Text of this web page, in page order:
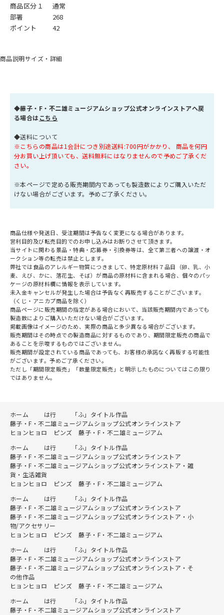
商品区分１
通常
部署
268
ポイント
42
商品説明サイズ・詳細
◆藤子・F・不二雄ミュージアムショップ公式オンラインストアへ戻
る場合はこちら
◆送料について
※こちらの商品は1会計につき別途送料:700円がかかり、 商品を何円
分お買い上げ頂いても、送料無料にはなりませんので予めご了承くだ
さい。
※本ページで定める販売期間内であっても製造数によりご購入いただ
けない場合がございます。予めご了承ください。
商品仕様や発送日、受注期間は予告なく変更になる場合があります。
営利目的及び転売目的でのお申し込みはお断りさせて頂きます。
当サイトに関わる景品・特典・応募券・引換券等は、全て第三者への譲渡・オ
ークション等の転売は禁止とします。
弊社では食品のアレルギー物質につきまして、特定原材料７品目（卵、乳、小
麦、えび、かに、落花生、そば）が商品の原材料に含まれる場合、個々のパッ
ケージの原材料欄に情報を表示しています。
未入金キャンセルが発生した場合は予告なく再販売することがございます。
（くじ・アニカプ商品を除く）
商品ページに販売期間の指定がある場合において、当該販売期間内であっても
製造数によりご購入いただけない場合がございます。
掲載画像はイメージのため、実際の商品と多少異なる場合がございます。
販売期間はその時点での製造商品に対するものであり、期間限定販売の商品で
あることを示唆するものではございません。
販売期間が設定されている商品であっても、お客様の承諾なく再販する可能性
がございます。予めご了承ください。
ただし「期間限定販売」「数量限定販売」と明示したものについてはこの限り
ではありません。
ホーム は行
「ふ」タイトル作品
藤子・F・不二雄ミュージアムショップ公式オンラインストア
ヒョンヒョロ ピンズ 藤子・F・不二雄ミュージアム
ホーム
は行
「ふ」タイトル作品
藤子・F・不二雄ミュージアムショップ公式オンラインストア
藤子・F・不二雄ミュージアムショップ公式オンラインストア・雑
貨・生活雑貨
ヒョンヒョロ ピンズ 藤子・F・不二雄ミュージアム
ホーム
は行
「ふ」タイトル作品
藤子・F・不二雄ミュージアムショップ公式オンラインストア
藤子・F・不二雄ミュージアムショップ公式オンラインストア・小
物/アクセサリー
ヒョンヒョロ ピンズ 藤子・F・不二雄ミュージアム
ホーム
は行
「ふ」タイトル作品
藤子・F・不二雄ミュージアムショップ公式オンラインストア
藤子・F・不二雄ミュージアムショップ公式オンラインストア・そ
の他作品
ヒョンヒョロ ピンズ 藤子・F・不二雄ミュージアム
ホーム
は行
「ふ」タイトル作品
藤子・F・不二雄ミュージアムショップ公式オンラインストア